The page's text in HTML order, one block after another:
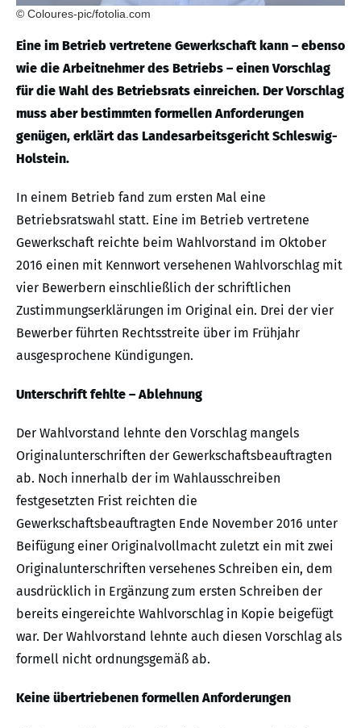
© Coloures-pic/fotolia.com
Eine im Betrieb vertretene Gewerkschaft kann – ebenso
wie die Arbeitnehmer des Betriebs – einen Vorschlag
für die Wahl des Betriebsrats einreichen. Der Vorschlag
muss aber bestimmten formellen Anforderungen
genügen, erklärt das Landesarbeitsgericht Schleswig-
Holstein.
In einem Betrieb fand zum ersten Mal eine
Betriebsratswahl statt. Eine im Betrieb vertretene
Gewerkschaft reichte beim Wahlvorstand im Oktober
2016 einen mit Kennwort versehenen Wahlvorschlag mit
vier Bewerbern einschließlich der schriftlichen
Zustimmungserklärungen im Original ein. Drei der vier
Bewerber führten Rechtsstreite über im Frühjahr
ausgesprochene Kündigungen.
Unterschrift fehlte – Ablehnung
Der Wahlvorstand lehnte den Vorschlag mangels
Originalunterschriften der Gewerkschaftsbeauftragten
ab. Noch innerhalb der im Wahlausschreiben
festgesetzten Frist reichten die
Gewerkschaftsbeauftragten Ende November 2016 unter
Beifügung einer Originalvollmacht zuletzt ein mit zwei
Originalunterschriften versehenes Schreiben ein, dem
ausdrücklich in Ergänzung zum ersten Schreiben der
bereits eingereichte Wahlvorschlag in Kopie beigefügt
war. Der Wahlvorstand lehnte auch diesen Vorschlag als
formell nicht ordnungsgemäß ab.
Keine übertriebenen formellen Anforderungen